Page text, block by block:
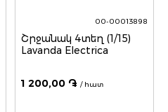
00-00013898
Շրջանակ 4տեղ (1/15)
Lavanda Electrica
1 200,00 ֏ / հատ